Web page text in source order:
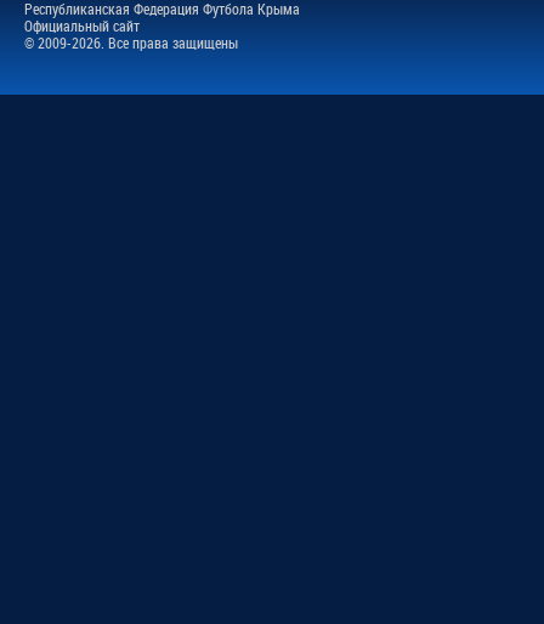
Республиканская Федерация Футбола Крыма
Официальный сайт
© 2009-2026. Все права защищены